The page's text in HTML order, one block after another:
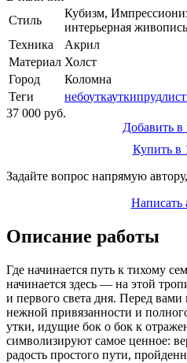
Стиль
Кубизм,
интерьерная живопись
Техника
Акрил
Материал Холст
Город
Коломна
Теги
небоуткауткипруд
37 000 руб.
Добавить в
Купить в
Задайте вопрос напрямую
Написать
Описание работы
Где начинается путь к тихому
начинается здесь — на этой
и первого света дня. Перед
нежной привязанности и
утки, идущие бок о бок к
символизируют самое ценное:
радость простого пути,